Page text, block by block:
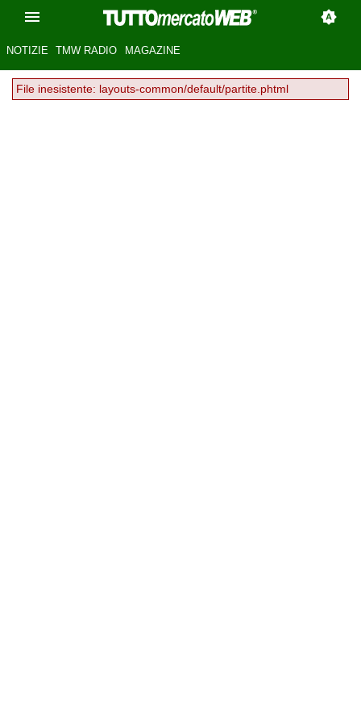
NOTIZIE TMW RADIO MAGAZINE
File inesistente: layouts-common/default/partite.phtml